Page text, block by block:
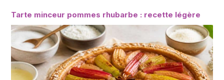
Tarte minceur pommes rhubarbe : recette légère